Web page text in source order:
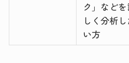
ク」など
しく分析し
い方